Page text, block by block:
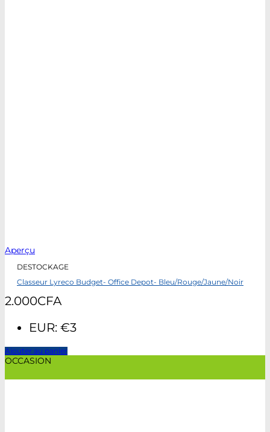
Aperçu
DESTOCKAGE
Classeur Lyreco Budget- Office Depot- Bleu/Rouge/Jaune/Noir
2.000CFA
EUR: €3
Ajouter au panier
OCCASION